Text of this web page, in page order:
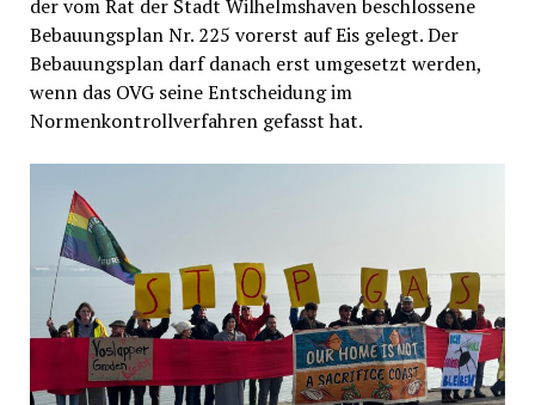
der vom Rat der Stadt Wilhelmshaven beschlossene
Bebauungsplan Nr. 225 vorerst auf Eis gelegt. Der
Bebauungsplan darf danach erst umgesetzt werden,
wenn das OVG seine Entscheidung im
Normenkontrollverfahren gefasst hat.